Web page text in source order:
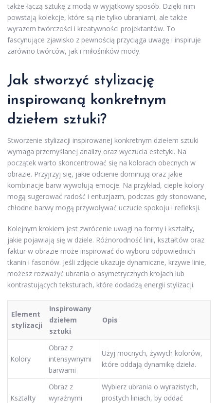
także łączą sztukę z modą w wyjątkowy sposób. Dzięki nim
powstają kolekcje, które są nie tylko ubraniami, ale także
wyrazem twórczości i kreatywności projektantów. To
fascynujące zjawisko z pewnością przyciąga uwagę i inspiruje
zarówno twórców, jak i miłośników mody.
Jak stworzyć stylizację
inspirowaną konkretnym
dziełem sztuki?
Stworzenie stylizacji inspirowanej konkretnym dziełem sztuki
wymaga przemyślanej analizy oraz wyczucia estetyki. Na
początek warto skoncentrować się na kolorach obecnych w
obrazie. Przyjrzyj się, jakie odcienie dominują oraz jakie
kombinacje barw wywołują emocje. Na przykład, ciepłe kolory
mogą sugerować radość i entuzjazm, podczas gdy stonowane,
chłodne barwy mogą przywoływać uczucie spokoju i refleksji.
Kolejnym krokiem jest zwrócenie uwagi na formy i kształty,
jakie pojawiają się w dziele. Różnorodność linii, kształtów oraz
faktur w obrazie może inspirować do wyboru odpowiednich
tkanin i fasonów. Jeśli zdjęcie ukazuje dynamiczne, krzywe linie,
możesz rozważyć ubrania o asymetrycznych krojach lub
kontrastujących teksturach, które dodadzą energii stylizacji.
Element
stylizacji
Inspirowany
dziełem
sztuki
Opis
Kolory
Obraz z
intensywnymi
barwami
Użyj mocnych, żywych kolorów,
które oddają dynamikę dzieła.
Kształty
Obraz z
wyraźnymi
Wybierz ubrania o wyrazistych,
prostych liniach, by oddać